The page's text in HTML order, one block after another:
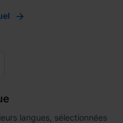
langues, sélectionnées